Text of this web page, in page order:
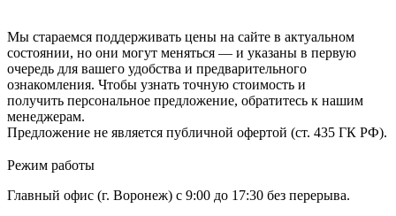
Мы стараемся поддерживать цены на сайте в актуальном
состоянии, но они могут меняться — и указаны в первую
очередь для вашего удобства и предварительного
ознакомления. Чтобы узнать точную стоимость и
получить персональное предложение, обратитесь к нашим
менеджерам.
Предложение не является публичной офертой (ст. 435 ГК РФ).
Режим работы
Главный офис (г. Воронеж) с 9:00 до 17:30 без перерыва.